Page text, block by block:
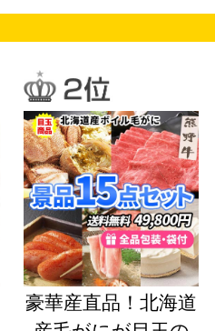
豪華産直品！北海道